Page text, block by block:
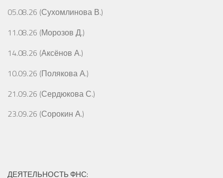
05.08.26 (Сухомлинова В.)
11.08.26 (Морозов Д.)
14.08.26 (Аксёнов А.)
10.09.26 (Полякова А.)
21.09.26 (Сердюкова С.)
23.09.26 (Сорокин А.)
ДЕЯТЕЛЬНОСТЬ ФНС: